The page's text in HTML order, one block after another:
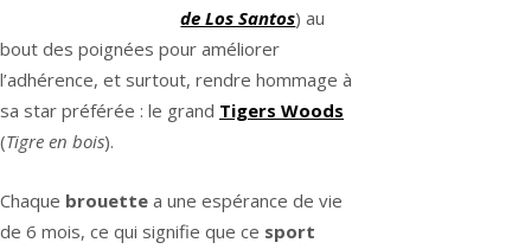
de Los Santos) au
bout des poignées pour améliorer
l’adhérence, et surtout, rendre hommage à
sa star préférée : le grand Tigers Woods
(Tigre en bois).
Chaque brouette a une espérance de vie
de 6 mois, ce qui signifie que ce sport